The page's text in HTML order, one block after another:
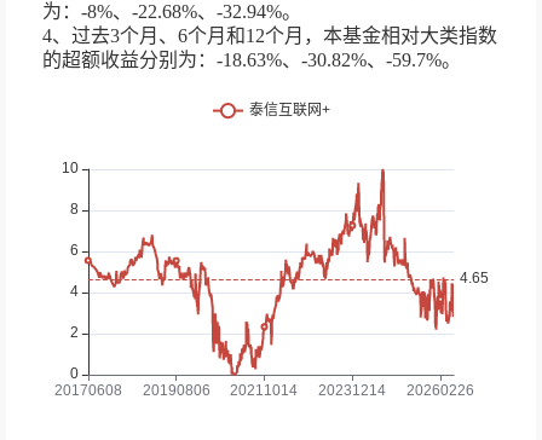
为：-8%、-22.68%、-32.94%。
4、过去3个月、6个月和12个月，本基金相对大类指数
的超额收益分别为：-18.63%、-30.82%、-59.7%。